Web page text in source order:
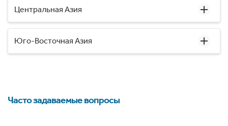
Центральная Азия
Юго-Восточная Азия
Часто задаваемые вопросы